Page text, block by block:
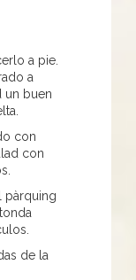
a pie.
a
un buen
con
con
pàrquing
de la